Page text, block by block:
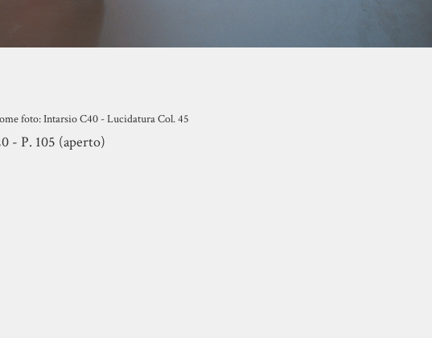
foto: Intarsio C40 - Lucidatura Col. 45
- P. 105 (aperto)